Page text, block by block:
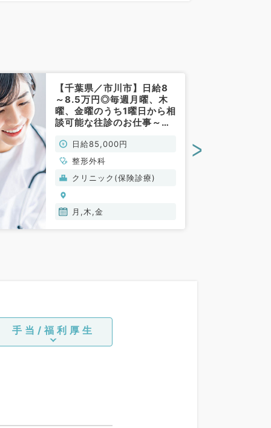
【千葉県／市川市】日給8
～8.5万円◎毎週月曜、木
曜、金曜のうち1曜日から相
談可能な往診のお仕事～往
（整形外科／非常勤）
日給85,000円
整形外科
クリニック(保険診療)
月,木,金
>
手当/福利厚生